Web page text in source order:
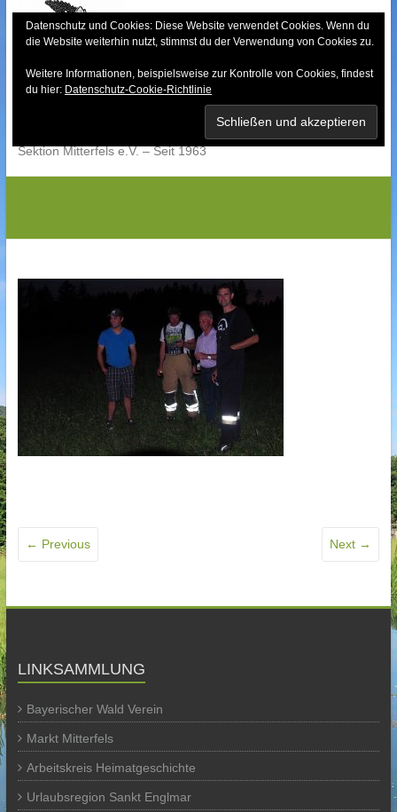
content
Bayerischer Wald-
Sektion Mitterfels e.V. – Seit 1963
← Previous Next →
LINKSAMMLUNG
Bayerischer Wald Verein
Markt Mitterfels
Arbeitskreis Heimatgeschichte
Urlaubsregion Sankt Englmar
Datenschutz und Cookies: Diese Website verwendet Cookies. Wenn du
die Website weiterhin nutzt, stimmst du der Verwendung von Cookies zu.
Weitere Informationen, beispielsweise zur Kontrolle von Cookies, findest
du hier: Datenschutz-Cookie-Richtlinie